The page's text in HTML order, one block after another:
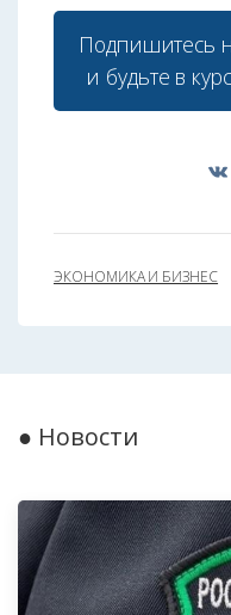
Подпишитесь
и будьте в
ЭКОНОМИКА И БИЗНЕС
● Новости